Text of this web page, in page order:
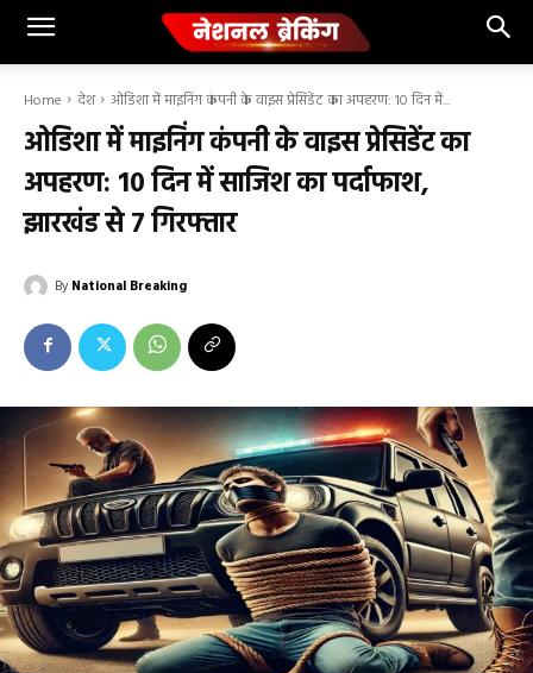
Home देश ओडिशा में माइनिंग कंपनी के वाइस प्रेसिडेंट का अपहरण: 10 दिन में...
ओडिशा में माइनिंग कंपनी के वाइस प्रेसिडेंट का
अपहरण: 10 दिन में साजिश का पर्दाफाश,
झारखंड से 7 गिरफ्तार
By National Breaking